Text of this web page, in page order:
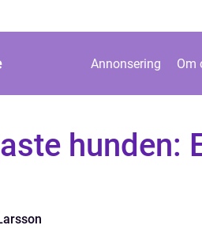
Annonsering Om
hunden: